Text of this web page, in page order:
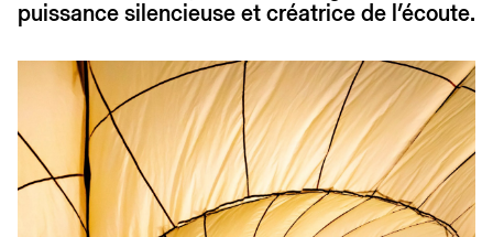
puissance silencieuse et créatrice de l’écoute.